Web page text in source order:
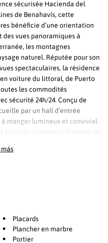
sécurisée Hacienda del
de Benahavís, cette
bénéficie d’une orientation
vues panoramiques à
les montagnes
naturel. Réputée pour son
spectaculaires, la résidence
voiture du littoral, de Puerto
les commodités
sécurité 24h/24. Conçu de
par un hall d’entrée
manger lumineux et convivial.
d’appareils Siemens de
La chambre principale
idéal pour la famille
au long de l’année. Que ce
en plein air ou simplement
soleil et les vues
Placards
Plancher en marbre
Portier